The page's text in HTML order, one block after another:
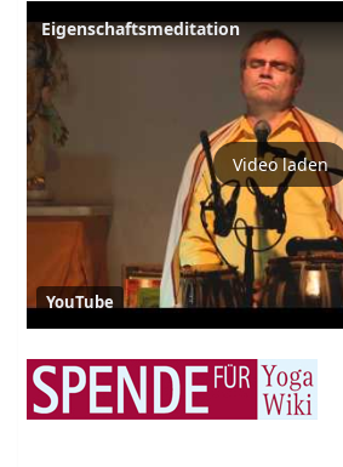
Eigenschaftsmeditation
Video laden
YouTube